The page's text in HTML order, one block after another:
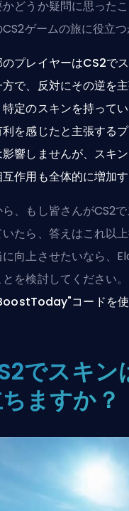
どうか疑問に思った
ゲームの旅に役立
プレイヤーはCS2で
で、反対にその逆を
定のスキンを持って
を感じたと主張する
響しませんが、スキ
作用も全体的に増加
、もし皆さんがCS2
たら、答えはこれ以
向上させたいなら、
を検討してください。
コードを使
でスキン
ますか？